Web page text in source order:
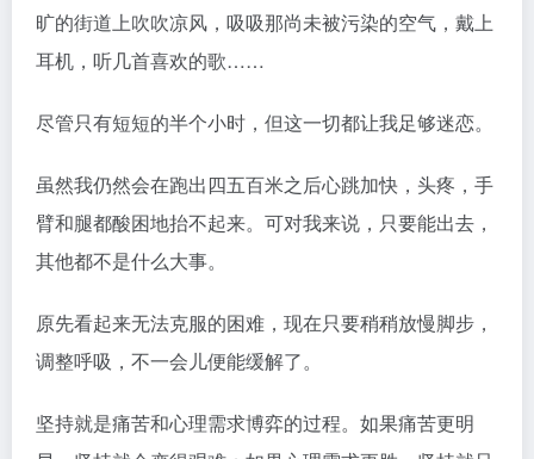
旷的街道上吹吹凉风，吸吸那尚未被污染的空气，戴上
耳机，听几首喜欢的歌……
尽管只有短短的半个小时，但这一切都让我足够迷恋。
虽然我仍然会在跑出四五百米之后心跳加快，头疼，手
臂和腿都酸困地抬不起来。可对我来说，只要能出去，
其他都不是什么大事。
原先看起来无法克服的困难，现在只要稍稍放慢脚步，
调整呼吸，不一会儿便能缓解了。
坚持就是痛苦和心理需求博弈的过程。如果痛苦更明